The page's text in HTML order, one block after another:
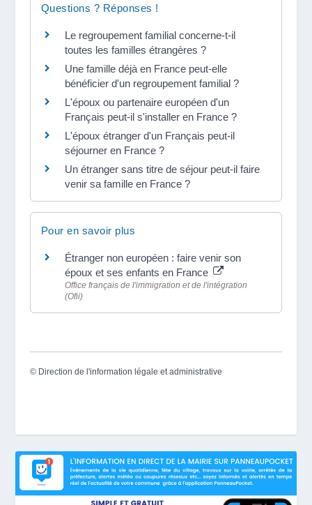
Questions ? Réponses !
Le regroupement familial concerne-t-il
toutes les familles étrangères ?
Une famille déjà en France peut-elle
bénéficier d'un regroupement familial ?
L'époux ou partenaire européen d'un
Français peut-il s'installer en France ?
L'époux étranger d'un Français peut-il
séjourner en France ?
Un étranger sans titre de séjour peut-il faire
venir sa famille en France ?
Pour en savoir plus
Étranger non européen : faire venir son
époux et ses enfants en France
Office français de l'immigration et de l'intégration
(Ofii)
© Direction de l'information légale et administrative